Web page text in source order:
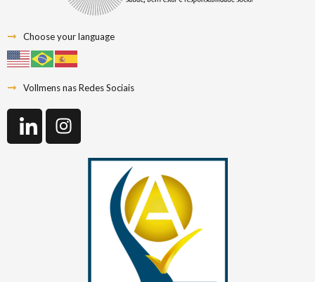
Choose your language
Vollmens nas Redes Sociais